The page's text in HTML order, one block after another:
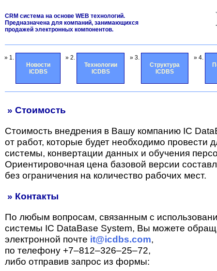
CRM система на основе WEB технологий.
Предназначена для компаний, занимающихся
продажей электронных компонентов.
» 1.
Новости
ICDBS
» 2.
Технологии
ICDBS
» 3.
Структура
ICDBS
» 4.
» Стоимость
Стоимость внедрения в Вашу компанию IC
от работ, которые будет необходимо провести
системы, конвертации данных и обучения
Ориентировочная цена базовой версии
без ограничения на количество рабочих мест.
» Контакты
По любым вопросам, связанным с
системы IC DataBase System, Вы можете
электронной почте it@icdbs.com,
по телефону +7–812–326–25–72,
либо отправив запрос из формы: